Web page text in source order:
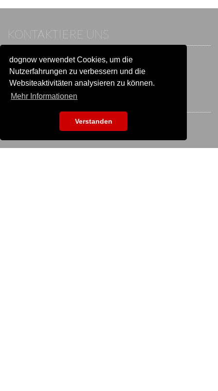
dognow verwendet Cookies, um die
Nutzerfahrungen zu verbessern und die
Websiteaktivitäten analysieren zu können.
Mehr Informationen
Verstanden
KONTAKTIERE UNS
Wenn du bereits einen Account hast, melde dich bitte an.
Sonst besuche unser Hilfe- und Kontaktcenter:
Zu
Hilfe und Kontaktwechseln
BLEIB IN VERBINDUNG